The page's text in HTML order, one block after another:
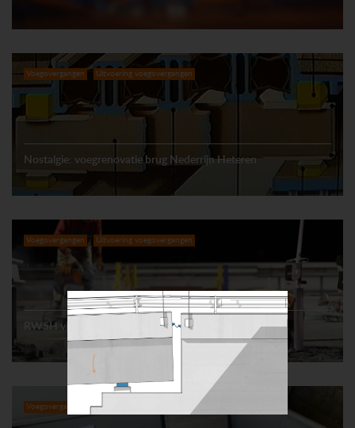
Voegovergangen Uitvoering voegovergangen
Nostalgie: voegrenovatie brug Nederrijn Heteren
Voegovergangen Uitvoering voegovergangen
RWSH vingervoegen A2 Zaltbommel en Vianen (2.1)
Voegovergangen Meetkundig onderzoek